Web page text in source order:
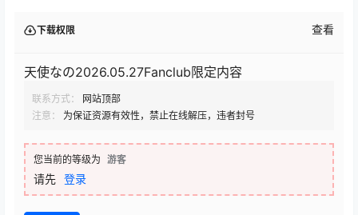
下载权限 查看
天使なの2026.05.27Fanclub限定内容
联系方式：
网站顶部
注意：
为保证资源有效性，禁止在线解压，违者封号
您当前的等级为 游客
请先 登录